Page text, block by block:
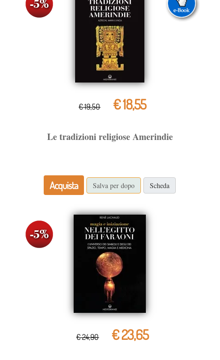
€ 19,50 € 18,55
Le tradizioni religiose Amerindie
Acquista Salva per dopo Scheda
€ 24,90 € 23,65